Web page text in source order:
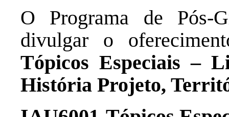
O Programa de Pós-
divulgar o
Tópicos Especiais –
História Projeto,